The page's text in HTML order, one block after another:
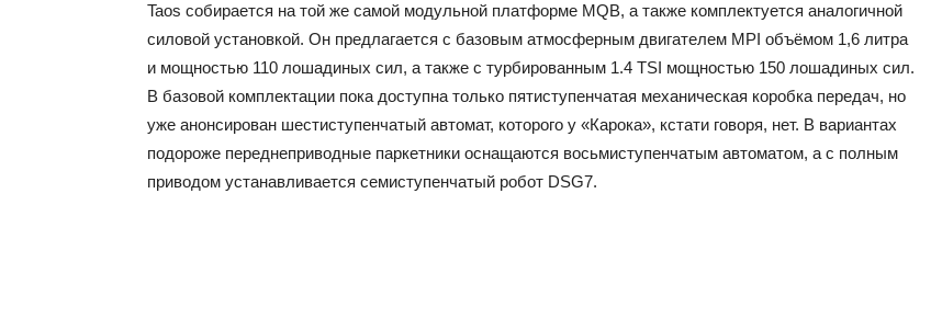
Taos собирается на той же самой модульной платформе MQB, а также комплектуется аналогичной
силовой установкой. Он предлагается с базовым атмосферным двигателем MPI объёмом 1,6 литра
и мощностью 110 лошадиных сил, а также с турбированным 1.4 TSI мощностью 150 лошадиных сил.
В базовой комплектации пока доступна только пятиступенчатая механическая коробка передач, но
уже анонсирован шестиступенчатый автомат, которого у «Карока», кстати говоря, нет. В вариантах
подороже переднеприводные паркетники оснащаются восьмиступенчатым автоматом, а с полным
приводом устанавливается семиступенчатый робот DSG7.